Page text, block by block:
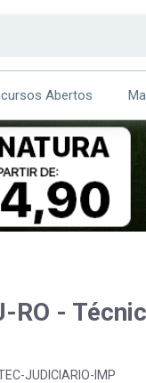
Abertos
RO -
JUDICIARIO-IMP